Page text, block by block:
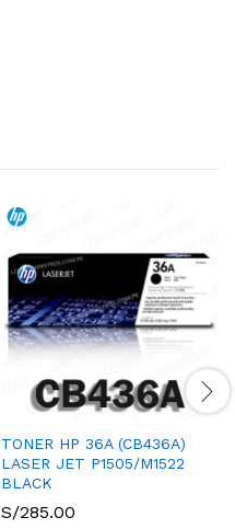
TONER HP 36A (CB436A)
LASER JET P1505/M1522
BLACK
S/285.00